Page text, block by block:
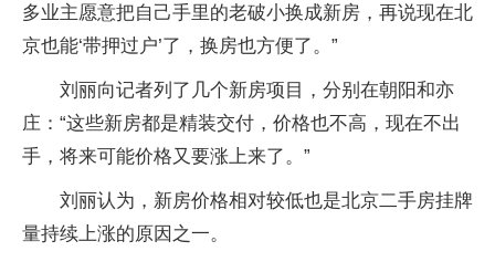
多业主愿意把自己手里的老破小换成新房，再说现在北
京也能‘带押过户’了，换房也方便了。”
刘丽向记者列了几个新房项目，分别在朝阳和亦
庄：“这些新房都是精装交付，价格也不高，现在不出
手，将来可能价格又要涨上来了。”
刘丽认为，新房价格相对较低也是北京二手房挂牌
量持续上涨的原因之一。